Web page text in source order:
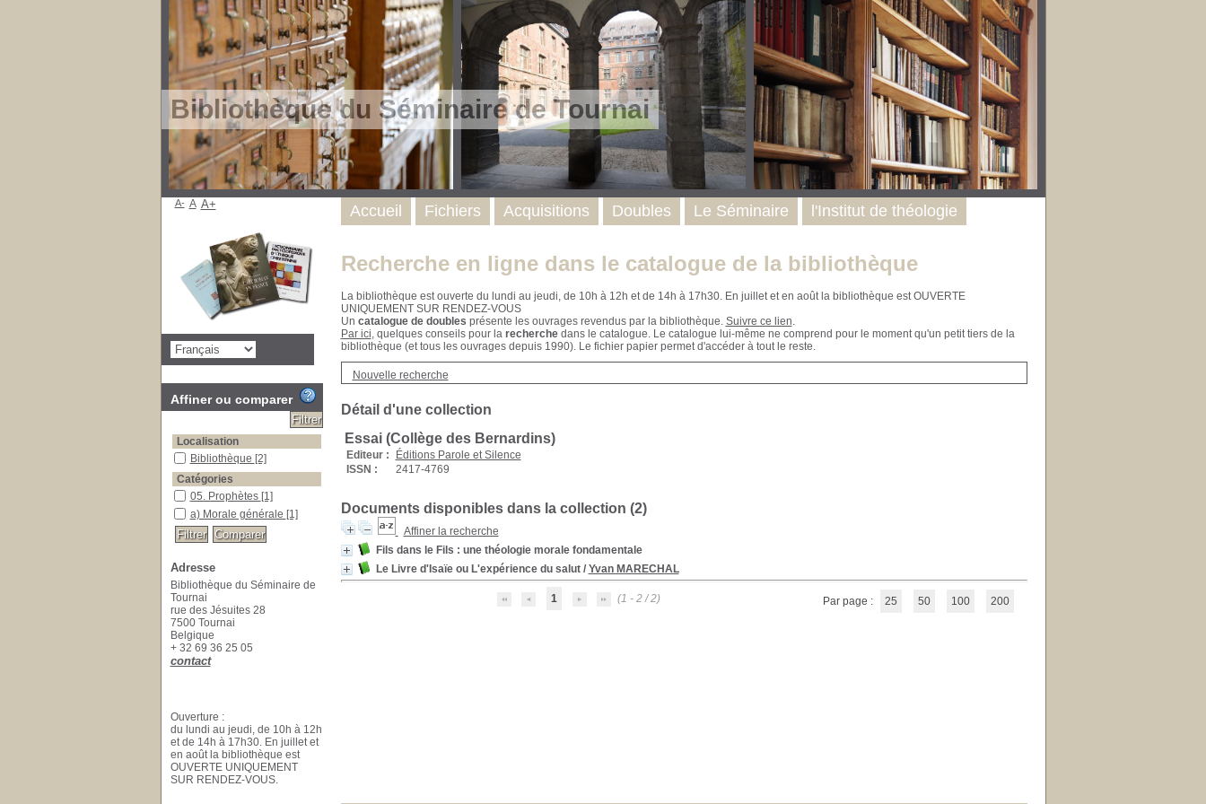
Bibliothèque du Séminaire de Tournai
Recherche en ligne dans le catalogue de la bibliothèque
La bibliothèque est ouverte du lundi au jeudi, de 10h à 12h et de 14h à 17h30. En juillet et en août la bibliothèque est OUVERTE
UNIQUEMENT SUR RENDEZ-VOUS
Un catalogue de doubles présente les ouvrages revendus par la bibliothèque. Suivre ce lien.
Par ici, quelques conseils pour la recherchedans le catalogue. Le catalogue lui-même ne comprend pour le moment qu'un petit tiers de la
bibliothèque (et tous les ouvrages depuis 1990). Le fichier papier permet d'accéder à tout le reste.
Nouvelle recherche
Détail d'une collection
Essai (Collège des Bernardins)
Editeur :
Éditions Parole et Silence
ISSN :
2417-4769
Documents disponibles dans la collection (2)
Affiner la recherche
Fils dans le Fils : une théologie morale fondamentale
Le Livre d'Isaïe ou L'expérience du salut/ Yvan MARECHAL
1 (1 - 2 / 2) Par page : 25 50 100 200
Accueil Fichiers Acquisitions Doubles Le Séminaire l'Institut de théologie
A- A A+
Affiner ou comparer
Localisation
Bibliothèque [2]
Catégories
05. Prophètes [1]
a) Morale générale [1]
Adresse
Bibliothèque du Séminaire de
Tournai
rue des Jésuites 28
7500 Tournai
Belgique
+ 32 69 36 25 05
contact
Ouverture :
du lundi au jeudi, de 10h à 12h
et de 14h à 17h30. En juillet et
en août la bibliothèque est
OUVERTE UNIQUEMENT
SUR RENDEZ-VOUS.